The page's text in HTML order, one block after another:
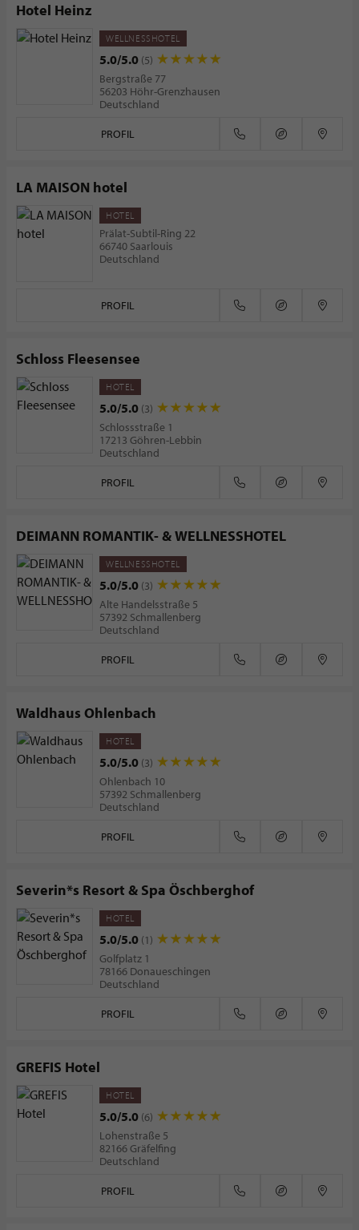
Hotel Heinz
WELLNESSHOTEL
5.0/5.0 (5)
Bergstraße 77
56203 Höhr-Grenzhausen
Deutschland
PROFIL
LA MAISON hotel
HOTEL
Prälat-Subtil-Ring 22
66740 Saarlouis
Deutschland
PROFIL
Schloss Fleesensee
HOTEL
5.0/5.0 (3)
Schlossstraße 1
17213 Göhren-Lebbin
Deutschland
PROFIL
DEIMANN ROMANTIK- & WELLNESSHOTEL
WELLNESSHOTEL
5.0/5.0 (3)
Alte Handelsstraße 5
57392 Schmallenberg
Deutschland
PROFIL
Waldhaus Ohlenbach
HOTEL
5.0/5.0 (3)
Ohlenbach 10
57392 Schmallenberg
Deutschland
PROFIL
Severin*s Resort & Spa Öschberghof
HOTEL
5.0/5.0 (1)
Golfplatz 1
78166 Donaueschingen
Deutschland
PROFIL
GREFIS Hotel
HOTEL
5.0/5.0 (6)
Lohenstraße 5
82166 Gräfelfing
Deutschland
PROFIL